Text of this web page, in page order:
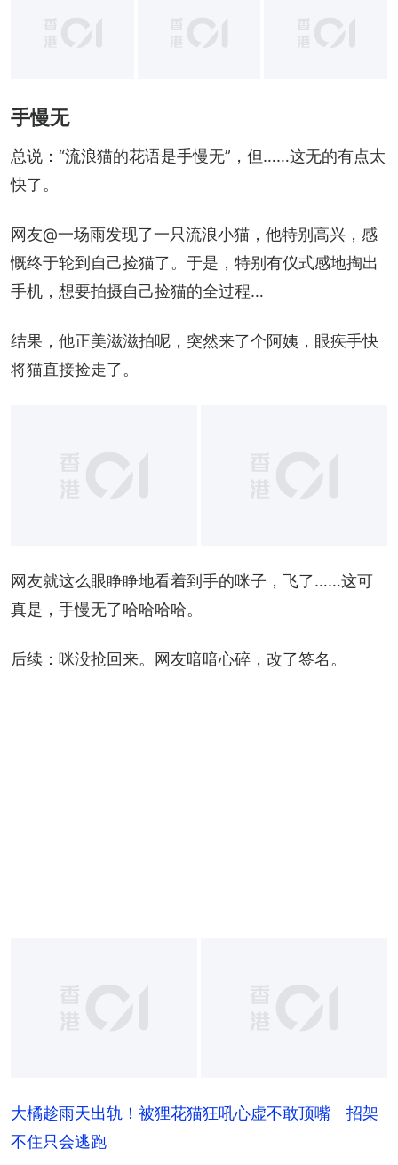
手慢无
总说：“流浪猫的花语是手慢无”，但……这无的有点太
快了。
网友@一场雨发现了一只流浪小猫，他特别高兴，感
慨终于轮到自己捡猫了。于是，特别有仪式感地掏出
手机，想要拍摄自己捡猫的全过程…
结果，他正美滋滋拍呢，突然来了个阿姨，眼疾手快
将猫直接捡走了。
网友就这么眼睁睁地看着到手的咪子，飞了……这可
真是，手慢无了哈哈哈哈。
后续：咪没抢回来。网友暗暗心碎，改了签名。
大橘趁雨天出轨！被狸花猫狂吼心虚不敢顶嘴 招架
不住只会逃跑